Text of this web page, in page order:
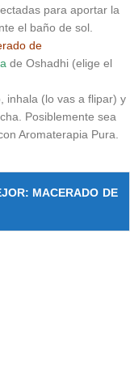
para aportar la
el baño de sol.
de
de Oshadhi (elige el
inhala (lo vas a flipar) y
Posiblemente sea
Aromaterapia Pura.
MACERADO DE